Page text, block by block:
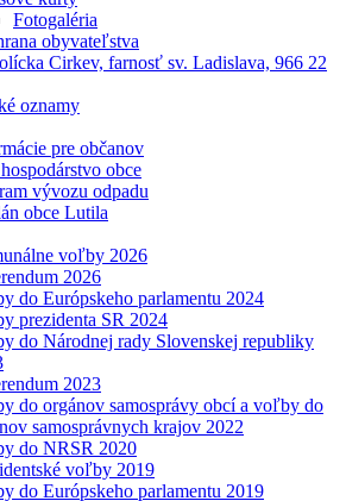
Fotogaléria
obyvateľstva
Cirkev, farnosť sv. Ladislava, 966 22
oznamy
pre občanov
obce
vývozu odpadu
obce Lutila
voľby 2026
2026
do Európskeho parlamentu 2024
prezidenta SR 2024
do Národnej rady Slovenskej republiky
2023
do orgánov samosprávy obcí a voľby do
samosprávnych krajov 2022
do NRSR 2020
voľby 2019
do Európskeho parlamentu 2019